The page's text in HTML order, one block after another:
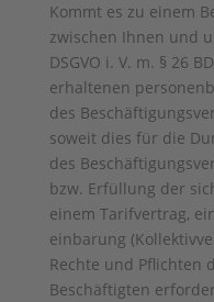
Kommt es zu einem
zwischen Ihnen und
DSGVO i. V. m. § 26
erhaltenen
des
soweit dies für die
des
bzw. Erfüllung der
einem Tarifvertrag,
einbarung
Rechte und Pflichten
Beschäftigten